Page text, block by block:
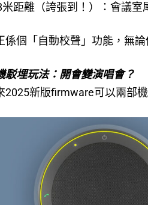
米距離（誇張到！）：會議室
係個「自動校聲」功能，無
駁埋玩法：開會變演唱會？
2025新版firmware可以兩部